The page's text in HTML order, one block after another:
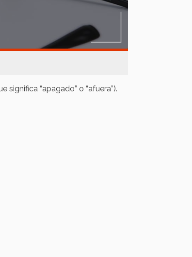
significa “apagado” o “afuera”).